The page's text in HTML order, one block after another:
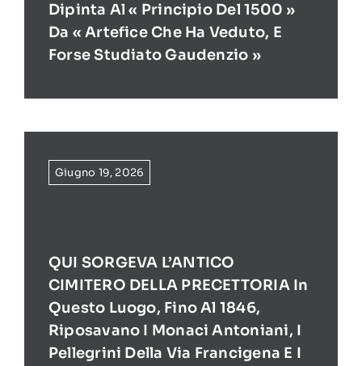
Dipinta Al « Principio Del 1500 »
Da « Artefice Che Ha Veduto, E
Forse Studiato Gaudenzio »
Giugno 19, 2026
QUI SORGEVA L’ANTICO
CIMITERO DELLA PRECETTORIA In
Questo Luogo, Fino Al 1846,
Riposavano I Monaci Antoniani, I
Pellegrini Della Via Francigena E I